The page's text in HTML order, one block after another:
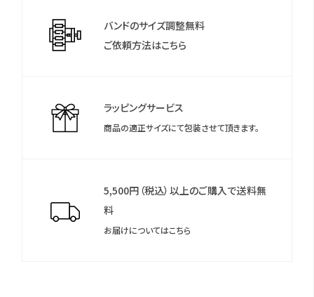
利用いただけます。
バンドのサイズ調整無料
ご依頼方法はこちら
ラッピングサービス
商品の適正サイズにて包装させて頂きます。
5,500円（税込）以上のご購入で送料無
料
お届けについてはこちら